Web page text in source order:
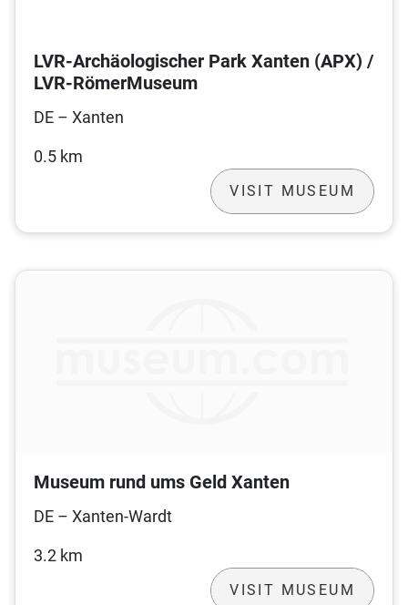
LVR-Archäologischer Park Xanten (APX) /
LVR-RömerMuseum
DE – Xanten
0.5 km
VISIT MUSEUM
Museum rund ums Geld Xanten
DE – Xanten-Wardt
3.2 km
VISIT MUSEUM